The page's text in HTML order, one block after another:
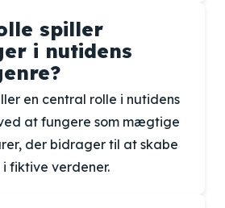
spiller
i nutidens
en central rolle i nutidens
at fungere som mægtige
der bidrager til at skabe
fiktive verdener.